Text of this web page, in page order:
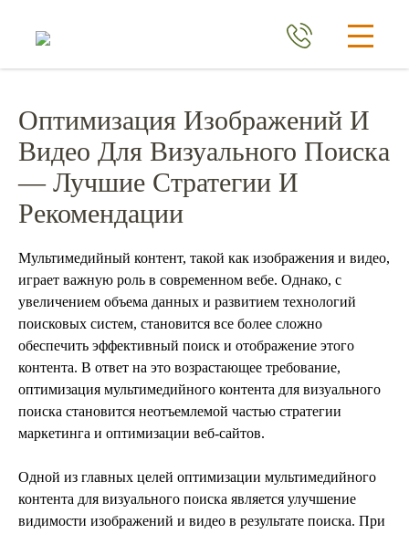
Оптимизация Изображений И
Видео Для Визуального Поиска
— Лучшие Стратегии И
Рекомендации
Мультимедийный контент, такой как изображения и видео,
играет важную роль в современном вебе. Однако, с
увеличением объема данных и развитием технологий
поисковых систем, становится все более сложно
обеспечить эффективный поиск и отображение этого
контента. В ответ на это возрастающее требование,
оптимизация мультимедийного контента для визуального
поиска становится неотъемлемой частью стратегии
маркетинга и оптимизации веб-сайтов.
Одной из главных целей оптимизации мультимедийного
контента для визуального поиска является улучшение
видимости изображений и видео в результате поиска. При